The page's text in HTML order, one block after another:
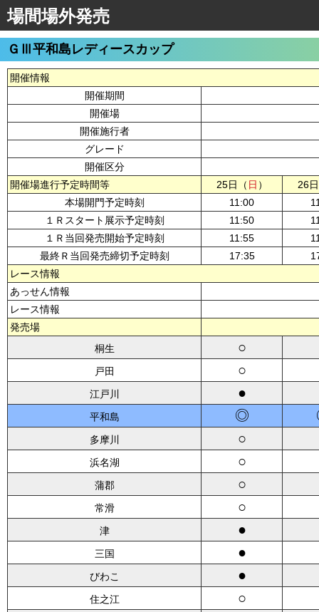
場間場外発売
ＧⅢ平和島レディースカップ
開催情報
開催期間
開催場
開催施行者
グレード
開催区分
開催場進行予定時間等
25日（ 日 ）
26
本場開門予定時刻
11:00
１Ｒスタート展示予定時刻
11:50
１Ｒ当回発売開始予定時刻
11:55
最終Ｒ当回発売締切予定時刻
17:35
レース情報
あっせん情報
レース情報
発売場
桐生
○
戸田 ○
江戸川 ●
平和島 ◎
多摩川 ○
浜名湖 ○
蒲郡 ○
常滑 ○
津 ●
三国 ●
びわこ ●
住之江 ○